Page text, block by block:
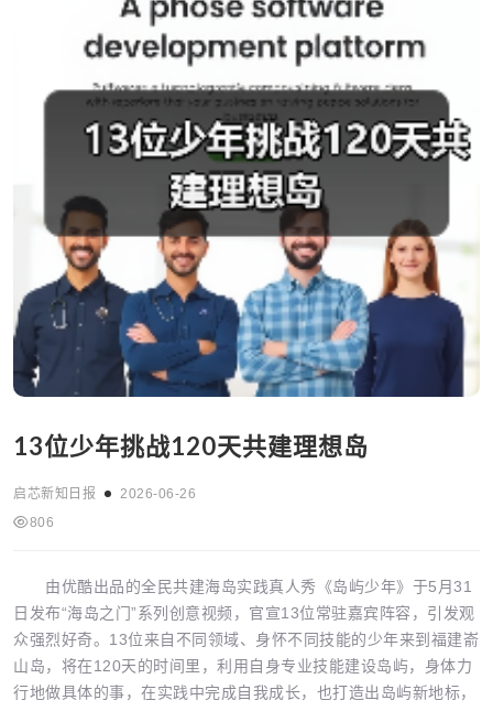
13位少年挑战120天共建理想岛
启芯新知日报
2026-06-26
806
由优酷出品的全民共建海岛实践真人秀《岛屿少年》于5月31
日发布“海岛之门”系列创意视频，官宣13位常驻嘉宾阵容，引发观
众强烈好奇。13位来自不同领域、身怀不同技能的少年来到福建嵛
山岛，将在120天的时间里，利用自身专业技能建设岛屿，身体力
行地做具体的事，在实践中完成自我成长，也打造出岛屿新地标，